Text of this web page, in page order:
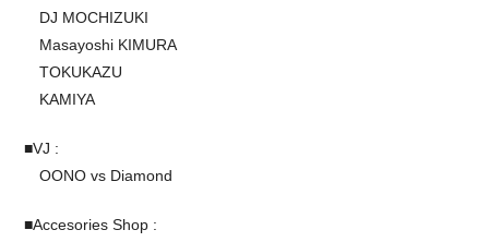
DJ MOCHIZUKI
Masayoshi KIMURA
TOKUKAZU
KAMIYA
■VJ :
OONO vs Diamond
■Accesories Shop :